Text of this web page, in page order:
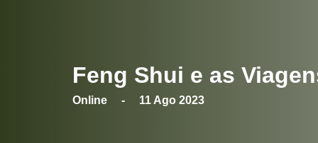
Feng Shui e as
Online - 11 Ago 2023